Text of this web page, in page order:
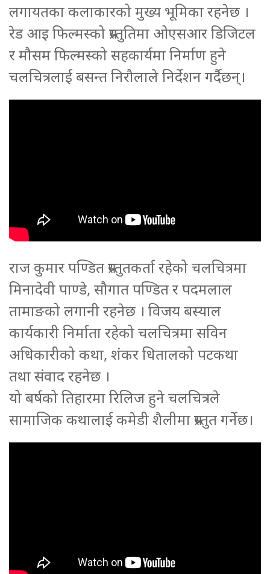
लगायतका कलाकारको मुख्य भूमिका रहनेछ ।
रेड आइ फिल्मस्को प्रस्तुतिमा ओएसआर डिजिटल
र मौसम फिल्मस्को सहकार्यमा निर्माण हुने
चलचित्रलाई बसन्त निरौलाले निर्देशन गर्दैछन्।
राज कुमार पण्डित प्रस्तुतकर्ता रहेको चलचित्रमा
मिनादेवी पाण्डे, सौगात पण्डित र पदमलाल
तामाङको लगानी रहनेछ । विजय बस्याल
कार्यकारी निर्माता रहेको चलचित्रमा सविन
अधिकारीको कथा, शंकर धितालको पटकथा
तथा संवाद रहनेछ ।
यो बर्षको तिहारमा रिलिज हुने चलचित्रले
सामाजिक कथालाई कमेडी शैलीमा प्रस्तुत गर्नेछ।